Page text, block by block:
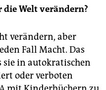
Welt verändern?
verändern, aber
Fall Macht. Das
sie in autokratischen
oder verboten